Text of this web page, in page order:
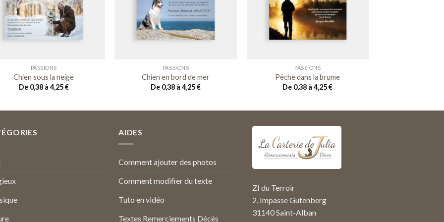
Ajouter
souhaits
PASSIONS
Chien sous la neige
De 0,38 à 4,25€
Ajouter
à ma
souhaits
PASSIONS
Chien en bord de mer
De 0,38 à 4,25€
Ajouter
souhaits
PASSIONS
Pêche dans la brume
De 0,38 à 4,25€
AIDES
Comment ajouter des photos
Comment modifier du texte
Tuto en vidéo
Textes Remerciements Décès
ZI du Terroir
2, Impasse Gutenberg
31140 Saint-Alban